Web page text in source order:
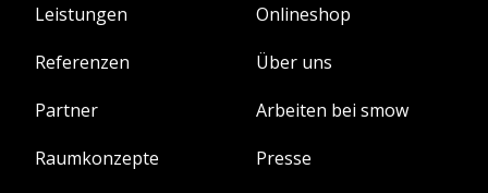
Leistungen
Referenzen
Partner
Raumkonzepte
Onlineshop
Über uns
Arbeiten bei smow
Presse